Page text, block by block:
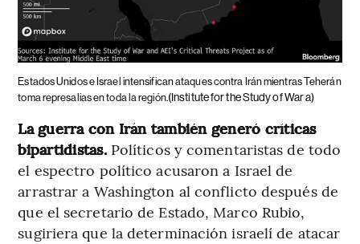
Estados Unidos e Israel intensifican ataques contra Irán mientras Teherán
toma represalias en toda la región.(Institute for the Study of War a)
La guerra con Irán también generó críticas
bipartidistas.Políticos y comentaristas de todo
el espectro político acusaron a Israel de
arrastrar a Washington al conflicto después de
que el secretario de Estado, Marco Rubio,
sugiriera que la determinación israelí de atacar